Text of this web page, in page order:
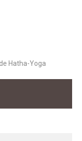
Hatha-Yoga